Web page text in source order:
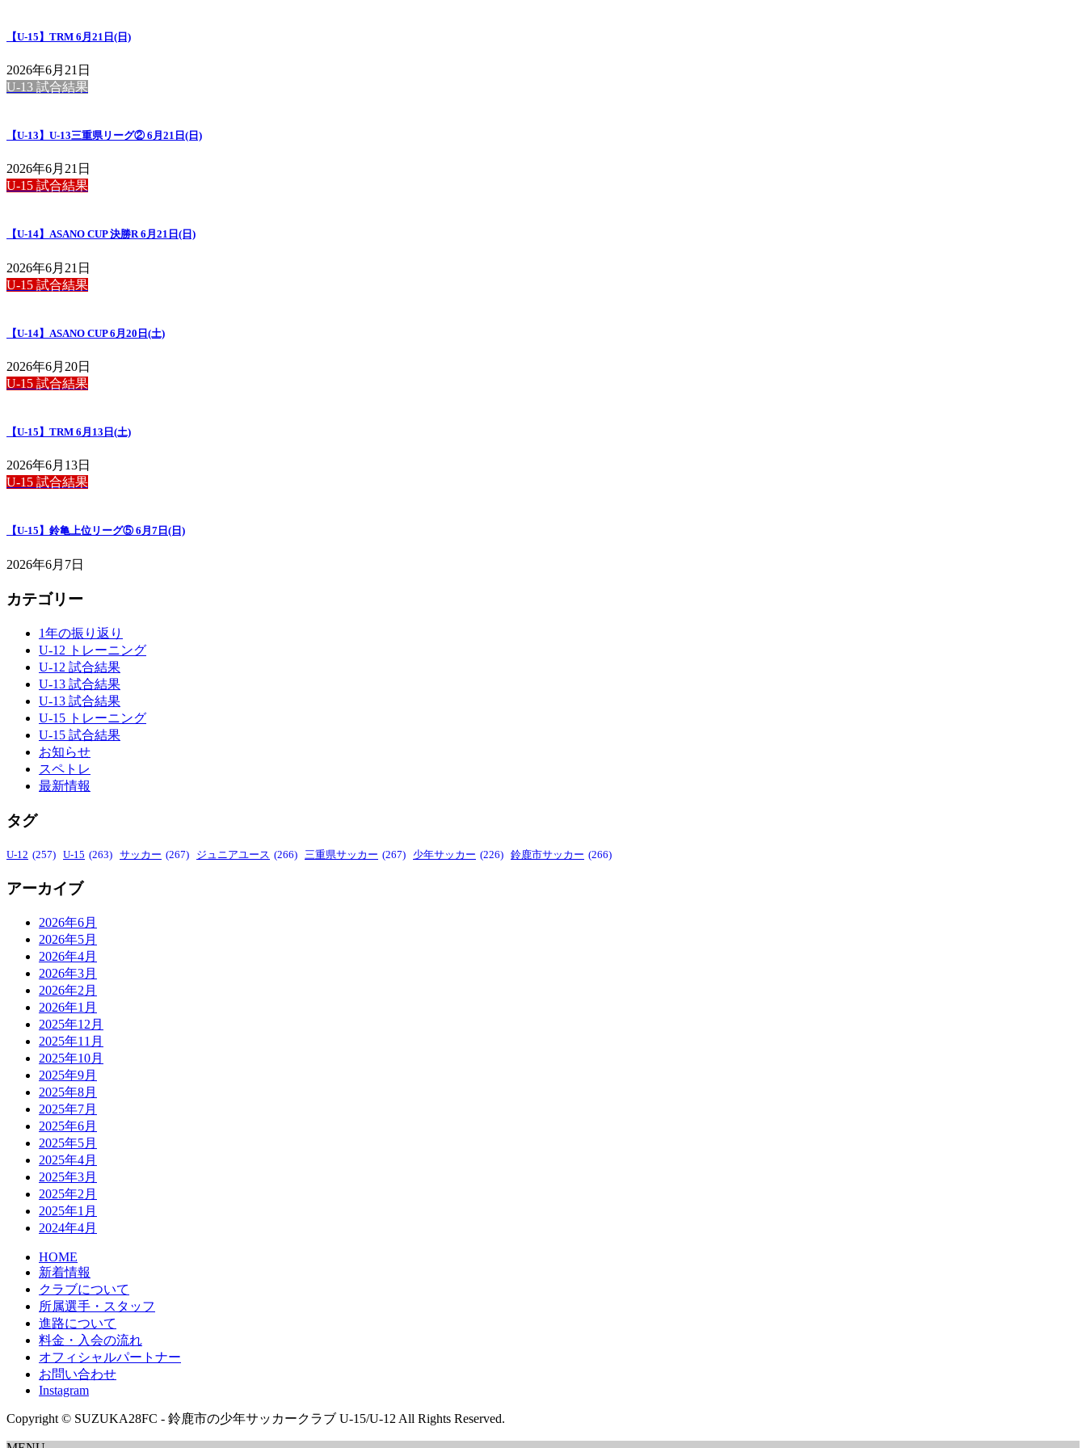
【U-15】TRM 6月21日(日)
2026年6月21日
U-13 試合結果
【U-13】U-13三重県リーグ② 6月21日(日)
2026年6月21日
U-15 試合結果
【U-14】ASANO CUP 決勝R 6月21日(日)
2026年6月21日
U-15 試合結果
【U-14】ASANO CUP 6月20日(土)
2026年6月20日
U-15 試合結果
【U-15】TRM 6月13日(土)
2026年6月13日
U-15 試合結果
【U-15】鈴亀上位リーグ⑤ 6月7日(日)
2026年6月7日
カテゴリー
1年の振り返り
U-12 トレーニング
U-12 試合結果
U-13 試合結果
U-13 試合結果
U-15 トレーニング
U-15 試合結果
お知らせ
スペトレ
最新情報
タグ
U-12 (257) U-15 (263) サッカー (267) ジュニアユース (266) 三重県サッカー (267) 少年サッカー (226) 鈴鹿市サッカー (266)
アーカイブ
2026年6月
2026年5月
2026年4月
2026年3月
2026年2月
2026年1月
2025年12月
2025年11月
2025年10月
2025年9月
2025年8月
2025年7月
2025年6月
2025年5月
2025年4月
2025年3月
2025年2月
2025年1月
2024年4月
HOME
新着情報
クラブについて
所属選手・スタッフ
進路について
料金・入会の流れ
オフィシャルパートナー
お問い合わせ
Instagram
Copyright © SUZUKA28FC - 鈴鹿市の少年サッカークラブ U-15/U-12 All Rights Reserved.